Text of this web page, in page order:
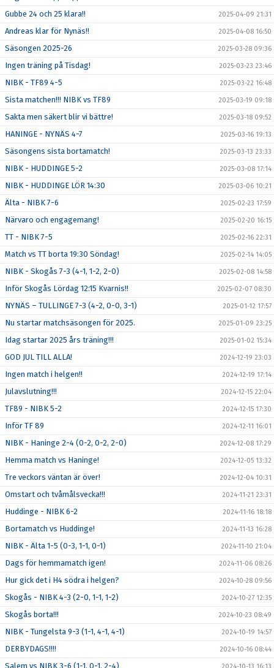
Gubbe 24 och 25 klara!! 2025-04-09 21:31
Andreas klar för Nynäs!! 2025-04-08 16:50
Säsongen 2025-26 2025-03-28 09:36
Ingen träning på Tisdag! 2025-03-23 23:46
NIBK - TF89 4-5 2025-03-22 16:48
Sista matchen!!! NIBK vs TF89 2025-03-19 09:18
Sakta men säkert blir vi bättre! 2025-03-18 09:52
HANINGE - NYNÄS 4-7 2025-03-16 19:13
Säsongens sista bortamatch! 2025-03-13 23:33
NIBK - HUDDINGE 5-2 2025-03-08 17:14
NIBK - HUDDINGE LÖR 14:30 2025-03-06 10:21
Älta - NIBK 7-6 2025-02-23 17:59
Närvaro och engagemang! 2025-02-20 16:15
TT - NIBK 7-5 2025-02-16 22:31
Match vs TT borta 19:30 Söndag! 2025-02-14 14:05
NIBK - Skogås 7-3 (4-1, 1-2, 2-0) 2025-02-08 14:58
Inför Skogås Lördag 12:15 Kvarnis!! 2025-02-07 08:30
NYNÄS – TULLINGE 7-3 (4-2, 0-0, 3-1) 2025-01-12 17:57
Nu startar matchsäsongen för 2025. 2025-01-09 23:25
Idag startar 2025 års träning!!! 2025-01-02 15:34
GOD JUL TILL ALLA! 2024-12-19 23:03
Ingen match i helgen!! 2024-12-19 17:14
Julavslutning!!! 2024-12-15 22:04
TF89 - NIBK 5-2 2024-12-15 17:30
Inför TF 89 2024-12-11 16:01
NIBK - Haninge 2-4 (0-2, 0-2, 2-0) 2024-12-08 17:29
Hemma match vs Haninge! 2024-12-05 13:32
Tre veckors väntan är över! 2024-12-04 10:31
Omstart och tvåmålsvecka!!! 2024-11-21 23:31
Huddinge - NIBK 6-2 2024-11-16 18:18
Bortamatch vs Huddinge! 2024-11-13 16:28
NIBK - Älta 1-5 (0-3, 1-1, 0-1) 2024-11-10 21:04
Dags för hemmamatch igen! 2024-11-06 08:26
Hur gick det i H4 södra i helgen? 2024-10-28 09:56
Skogås - NIBK 4-3 (2-0, 1-1, 1-2) 2024-10-27 12:35
Skogås borta!!! 2024-10-23 08:49
NIBK - Tungelsta 9-3 (1-1, 4-1, 4-1) 2024-10-19 14:57
DERBYDAGS!!!! 2024-10-16 08:44
Salem vs NIBK 3-6 (1-1, 0-1, 2-4)